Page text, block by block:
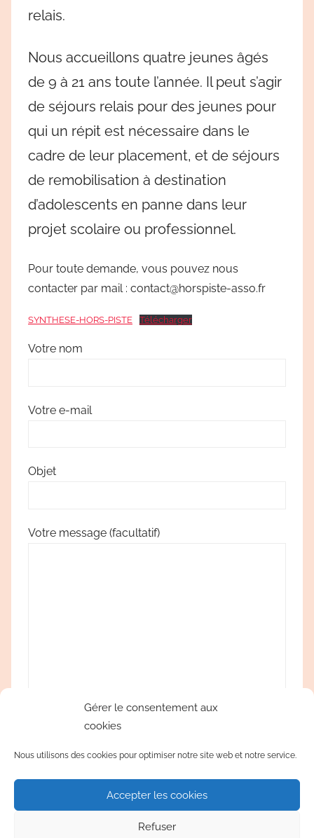
Gérer le consentement aux
cookies
Nous utilisons des cookies pour optimiser notre site web et notre service.
Accepter les cookies
Refuser
relais.
Nous accueillons quatre jeunes âgés
de 9 à 21 ans toute l’année. Il peut s’agir
de séjours relais pour des jeunes pour
qui un répit est nécessaire dans le
cadre de leur placement, et de séjours
de remobilisation à destination
d’adolescents en panne dans leur
projet scolaire ou professionnel.
Pour toute demande, vous pouvez nous
contacter par mail : contact@horspiste-asso.fr
SYNTHESE-HORS-PISTE Télécharger
Votre nom
Votre e-mail
Objet
Votre message (facultatif)